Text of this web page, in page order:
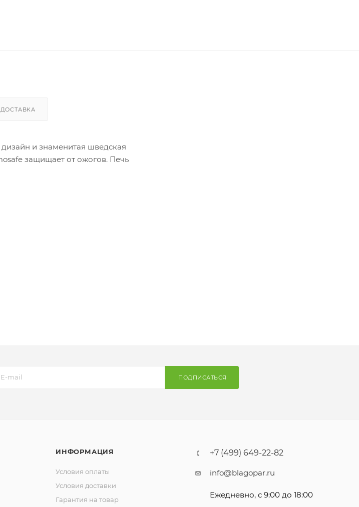
ДОСТАВКА
и знаменитая шведская
защищает от ожогов. Печь
ПОДПИСАТЬСЯ
ИНФОРМАЦИЯ
Условия оплаты
Условия доставки
Гарантия на товар
+7 (499) 649-22-82
info@blagopar.ru
Ежедневно, с 9:00 до 18:00